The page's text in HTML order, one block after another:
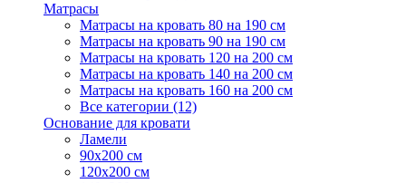
Матрасы
Матрасы на кровать 80 на 190 см
Матрасы на кровать 90 на 190 см
Матрасы на кровать 120 на 200 см
Матрасы на кровать 140 на 200 см
Матрасы на кровать 160 на 200 см
Все категории (12)
Основание для кровати
Ламели
90х200 см
120х200 см